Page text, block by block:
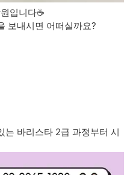
입니다☕
보내시면 어떠실까요?
는 바리스타 2급 과정부터 시